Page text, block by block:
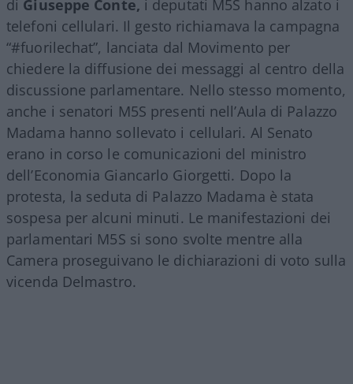
di Giuseppe Conte, i deputati M5S hanno alzato i
telefoni cellulari. Il gesto richiamava la campagna
“#fuorilechat”, lanciata dal Movimento per
chiedere la diffusione dei messaggi al centro della
discussione parlamentare. Nello stesso momento,
anche i senatori M5S presenti nell’Aula di Palazzo
Madama hanno sollevato i cellulari. Al Senato
erano in corso le comunicazioni del ministro
dell’Economia Giancarlo Giorgetti. Dopo la
protesta, la seduta di Palazzo Madama è stata
sospesa per alcuni minuti. Le manifestazioni dei
parlamentari M5S si sono svolte mentre alla
Camera proseguivano le dichiarazioni di voto sulla
vicenda Delmastro.